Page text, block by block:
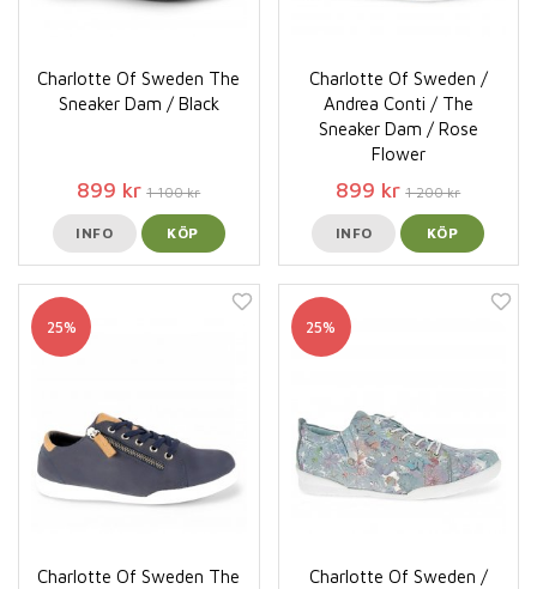
Charlotte Of Sweden The
Sneaker Dam / Black
899 kr 1 100 kr
INFO KÖP
Charlotte Of Sweden /
Andrea Conti / The
Sneaker Dam / Rose
Flower
899 kr 1 200 kr
INFO KÖP
25%
Charlotte Of Sweden The
25%
Charlotte Of Sweden /